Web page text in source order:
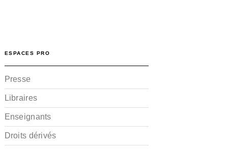
ESPACES PRO
Presse
Libraires
Enseignants
Droits dérivés